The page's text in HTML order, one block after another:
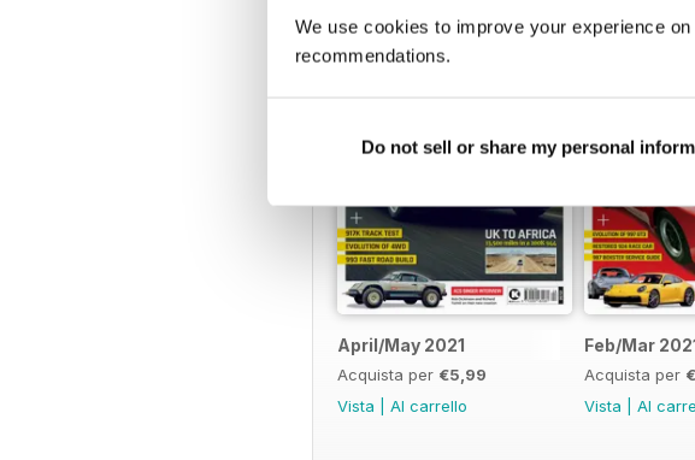
We use cookies to improve your experience
recommendations.
Do not sell or share my personal
April/May 2021
Acquista per €5,99
Vista
Al carrello
Feb/Mar
Acquista per
Vista
Al